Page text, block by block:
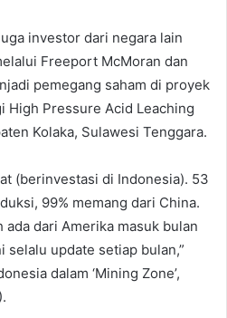
investor dari negara lain
Freeport McMoran dan
pemegang saham di proyek
Pressure Acid Leaching
Kolaka, Sulawesi Tenggara.
(berinvestasi di Indonesia). 53
99% memang dari China.
dari Amerika masuk bulan
selalu update setiap bulan,”
dalam ‘Mining Zone’,